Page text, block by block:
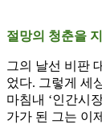
절망의 청춘을
그의 날선 비판
었다. 그렇게 세
마침내 ‘인간시
가가 된 그는 이